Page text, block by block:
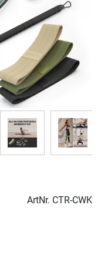
ArtNr. CTR-CWK